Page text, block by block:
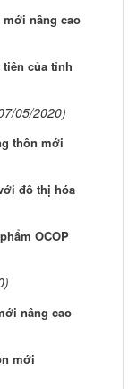
nâng cao
của tỉnh
05/2020)
thôn mới
đô thị hóa
OCOP
nâng cao
mới